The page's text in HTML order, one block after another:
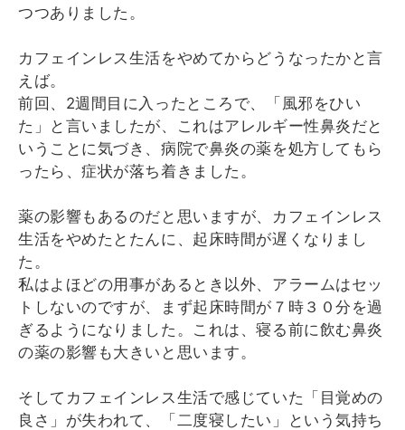
つつありました。
カフェインレス生活をやめてからどうなったかと言
えば。
前回、2週間目に入ったところで、「風邪をひい
た」と言いましたが、これはアレルギー性鼻炎だと
いうことに気づき、病院で鼻炎の薬を処方してもら
ったら、症状が落ち着きました。
薬の影響もあるのだと思いますが、カフェインレス
生活をやめたとたんに、起床時間が遅くなりまし
た。
私はよほどの用事があるとき以外、アラームはセッ
トしないのですが、まず起床時間が７時３０分を過
ぎるようになりました。これは、寝る前に飲む鼻炎
の薬の影響も大きいと思います。
そしてカフェインレス生活で感じていた「目覚めの
良さ」が失われて、「二度寝したい」という気持ち